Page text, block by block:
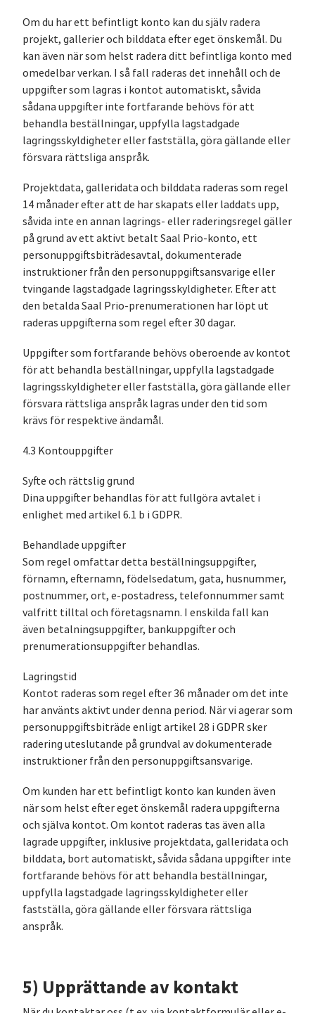
Om du har ett befintligt konto kan du själv radera
projekt, gallerier och bilddata efter eget önskemål. Du
kan även när som helst radera ditt befintliga konto med
omedelbar verkan. I så fall raderas det innehåll och de
uppgifter som lagras i kontot automatiskt, såvida
sådana uppgifter inte fortfarande behövs för att
behandla beställningar, uppfylla lagstadgade
lagringsskyldigheter eller fastställa, göra gällande eller
försvara rättsliga anspråk.
Projektdata, galleridata och bilddata raderas som regel
14 månader efter att de har skapats eller laddats upp,
såvida inte en annan lagrings- eller raderingsregel gäller
på grund av ett aktivt betalt Saal Prio-konto, ett
personuppgiftsbiträdesavtal, dokumenterade
instruktioner från den personuppgiftsansvarige eller
tvingande lagstadgade lagringsskyldigheter. Efter att
den betalda Saal Prio-prenumerationen har löpt ut
raderas uppgifterna som regel efter 30 dagar.
Uppgifter som fortfarande behövs oberoende av kontot
för att behandla beställningar, uppfylla lagstadgade
lagringsskyldigheter eller fastställa, göra gällande eller
försvara rättsliga anspråk lagras under den tid som
krävs för respektive ändamål.
4.3 Kontouppgifter
Syfte och rättslig grund
Dina uppgifter behandlas för att fullgöra avtalet i
enlighet med artikel 6.1 b i GDPR.
Behandlade uppgifter
Som regel omfattar detta beställningsuppgifter,
förnamn, efternamn, födelsedatum, gata, husnummer,
postnummer, ort, e-postadress, telefonnummer samt
valfritt tilltal och företagsnamn. I enskilda fall kan
även betalningsuppgifter, bankuppgifter och
prenumerationsuppgifter behandlas.
Lagringstid
Kontot raderas som regel efter 36 månader om det inte
har använts aktivt under denna period. När vi agerar som
personuppgiftsbiträde enligt artikel 28 i GDPR sker
radering uteslutande på grundval av dokumenterade
instruktioner från den personuppgiftsansvarige.
Om kunden har ett befintligt konto kan kunden även
när som helst efter eget önskemål radera uppgifterna
och själva kontot. Om kontot raderas tas även alla
lagrade uppgifter, inklusive projektdata, galleridata och
bilddata, bort automatiskt, såvida sådana uppgifter inte
fortfarande behövs för att behandla beställningar,
uppfylla lagstadgade lagringsskyldigheter eller
fastställa, göra gällande eller försvara rättsliga
anspråk.
5) Upprättande av kontakt